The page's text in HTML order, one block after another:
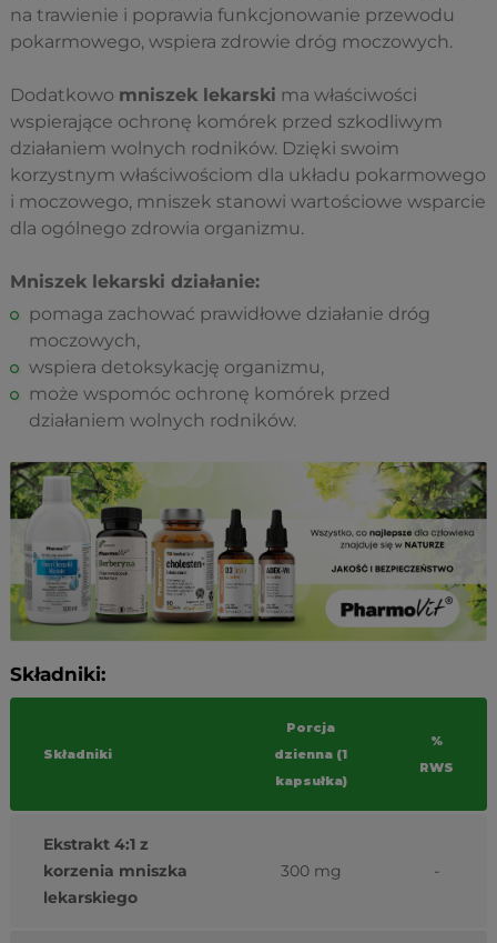
na trawienie i poprawia funkcjonowanie przewodu
pokarmowego, wspiera zdrowie dróg moczowych.
Dodatkowo mniszek lekarski ma właściwości
wspierające ochronę komórek przed szkodliwym
działaniem wolnych rodników. Dzięki swoim
korzystnym właściwościom dla układu pokarmowego
i moczowego, mniszek stanowi wartościowe wsparcie
dla ogólnego zdrowia organizmu.
Mniszek lekarski działanie:
pomaga zachować prawidłowe działanie dróg
moczowych,
wspiera detoksykację organizmu,
może wspomóc ochronę komórek przed
działaniem wolnych rodników.
Składniki:
Składniki
Porcja
dzienna (1
kapsułka)
%
RWS
Ekstrakt 4:1 z
korzenia mniszka
lekarskiego
300 mg -